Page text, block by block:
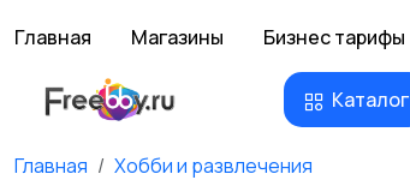
Главная Магазины Бизнес тарифы
Каталог
Главная Хобби и развлечения